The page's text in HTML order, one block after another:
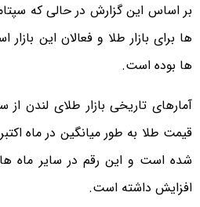
بر اساس این گزارش در حالی که
ها برای بازار طلا و فعالان این
ها بوده است.
افزایش داشته است.